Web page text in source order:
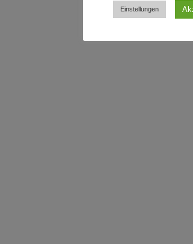
Einstellungen